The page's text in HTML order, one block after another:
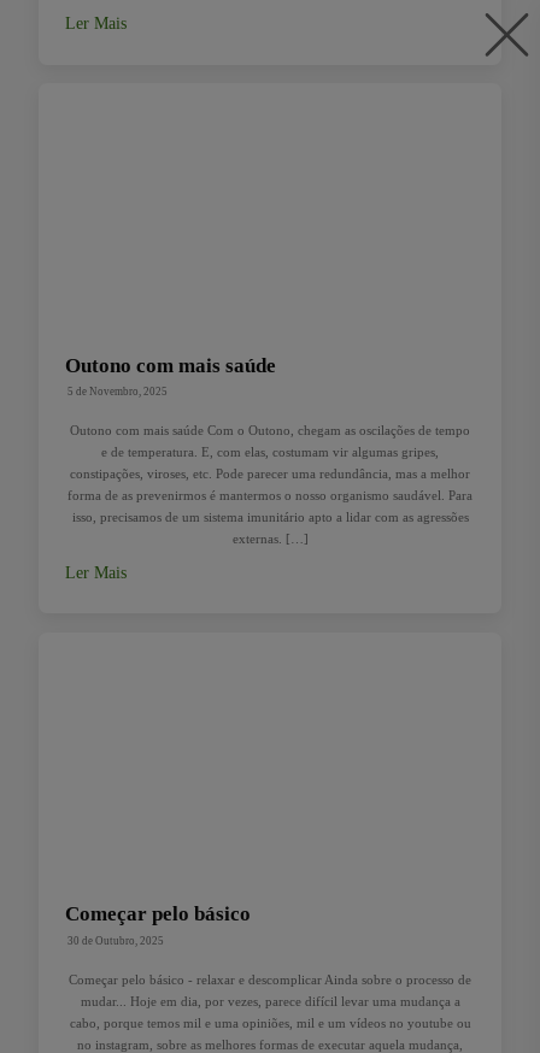
Ler Mais
Outono com mais saúde
5 de Novembro, 2025
Outono com mais saúde Com o Outono, chegam as oscilações de tempo
e de temperatura. E, com elas, costumam vir algumas gripes,
constipações, viroses, etc. Pode parecer uma redundância, mas a melhor
forma de as prevenirmos é mantermos o nosso organismo saudável. Para
isso, precisamos de um sistema imunitário apto a lidar com as agressões
externas. […]
Ler Mais
Começar pelo básico
30 de Outubro, 2025
Começar pelo básico - relaxar e descomplicar Ainda sobre o processo de
mudar... Hoje em dia, por vezes, parece difícil levar uma mudança a
cabo, porque temos mil e uma opiniões, mil e um vídeos no youtube ou
no instagram, sobre as melhores formas de executar aquela mudança,